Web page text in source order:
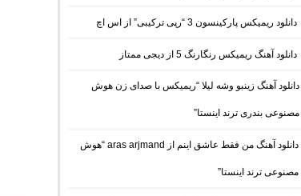
دانلود ریمیکس پارکینسون 3 “رپی ترکیبی” از اس اچ
دانلود آهنگ ریمیکس رنگارنگ 5 از دیجی ممتاز
دانلود آهنگ زینبو وشه لیلا “ریمیکس با صدای زن هوش
مصنوعی بندری ترند اینستا”
دانلود آهنگ من فقط عاشق اینم از aras arjmand “هوش
مصنوعی ترند اینستا”